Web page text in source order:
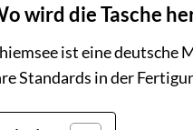
wird die Tasche
ist eine deutsche
Standards in der